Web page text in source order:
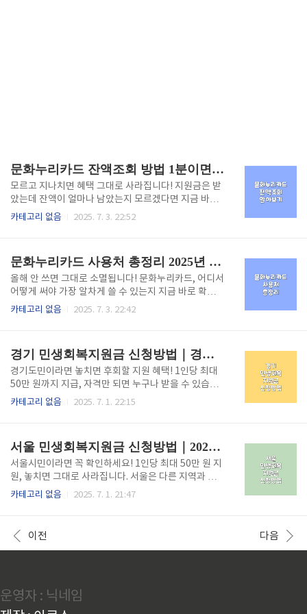
문화누리카드 잔액조회 방법 1분이면 확인 가능!
모르고 지나치면 혜택 그대로 사라집니다! 지원금은 받
았는데 잔액이 얼마나 남았는지 모르겠다면 지금 바로
확인해보세요.문화누리카드는 매년 일정 금액이 충전
러 문화누리카드 잔액조회 바로가기문화누리카드 신청
하기👆️ 사용처 알아보기👆️ 잔액조회 방법 알아보기👆️ 🔍
문화누리카드 잔액조회 3가지 방법 🖥️ 1. 문화누리카드
홈페이지에서 확인문화누리카드 공식 누리집 접속로그
인 (카카오·공동인증서 등 가능)마이페이지 → 카드정
다.📱 2..
카테고리 없음 2025. 7. 3. 22:52
문화누리카드 사용처 총정리 2025년 최신 리스트 여기서 확인하세요
올해 안 쓰면 그대로 소멸됩니다! 문화누리카드, 어디서
어떻게 써야 가장 알차게 쓸 수 있는지 지금 바로 확인
하세요.문화누리카드는 문화·여행·체육 활동을 위한 복
누리카드 공식 사용처 바로 확인하세요문화누리카드
신청하기👆️ 사용처 알아보기👆️ 잔액조회 방법 알아보기
👆️ 🎬 영화관에서 사용 가능한 문화누리카드CGV메가박
스롯데시네마작은 영화관 등※ 현장결제 또는 앱 예매
일부 지원 📚 서점 및 도서 구매처YES24, 알라딘, 교보
S..
카테고리 없음 2025. 7. 3. 22:42
경기 민생회복지원금 신청방법｜경기도민이라면 꼭 확인해야 할 정보
경기도민이라면 놓치면 후회할 지원 혜택! 1인당 최대
50만 원까지 지급, 자격만 되면 누구나 받을 수 있습니
다.이 글에서 신청자격부터 시기, 지급방식까지 모두 정
에서 생활비 부담 완화를 위한 소비쿠폰 형태로 지원됩
니다.지원방식: 지역화폐 / 선불카드 / 카드 포인트 등
중 택 1총 지원금: 13.2조 원 (국비 기준)총 지원 인원:
약 5,117만 명 대상 🎯 경기 도민 대상 신청 조건구분지
원금액신청 가능 여부기초생활수급자1차 40만 원 + 2
만 원 + 2차 10만 원 = 총 40만 ..
카테고리 없음 2025. 7. 1. 22:15
서울 민생회복지원금 신청방법｜2025년 대상부터 제출서류까지
서울시민이라면 꼭 확인하세요! 1인당 최대 50만 원 지
원, 놓치면 그대로 사라집니다. 서울은 다른 지역과 달
리 전용 앱과 신청 방식이 다르기 때문에 꼭 숙지하세
금 신청하기👆️ ✅ 민생회복지원금이란?2025년 정부 주
관 민생회복 소비쿠폰은 전 국민을 대상으로 생활비 부
예산: 약 13.2조 원 (국비 기준) 🎯 서울시 신청 대상 및
금액구분1차 지급2차 지급총합기초생활수급자40만
카테고리 없음 2025. 7. 1. 21:47
이전 다음
운영자 : 닉네임